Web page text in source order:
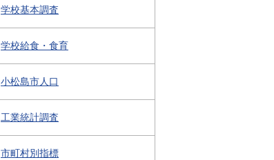
学校基本調査
学校給食・食育
小松島市人口
工業統計調査
市町村別指標